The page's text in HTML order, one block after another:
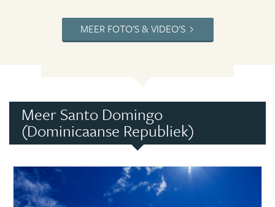
MEER FOTO'S & VIDEO'S
Meer Santo Domingo
(Dominicaanse Republiek)